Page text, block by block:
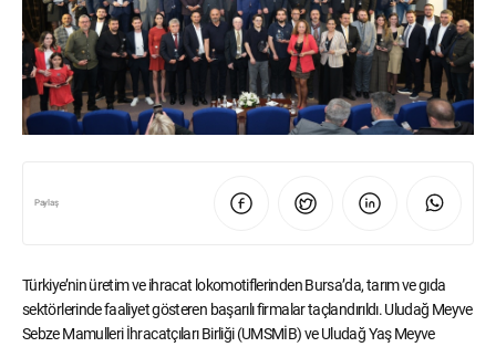
Paylaş
Türkiye’nin üretim ve ihracat lokomotiflerinden Bursa’da, tarım ve gıda
sektörlerinde faaliyet gösteren başarılı firmalar taçlandırıldı. Uludağ Meyve
Sebze Mamulleri İhracatçıları Birliği (UMSMİB) ve Uludağ Yaş Meyve